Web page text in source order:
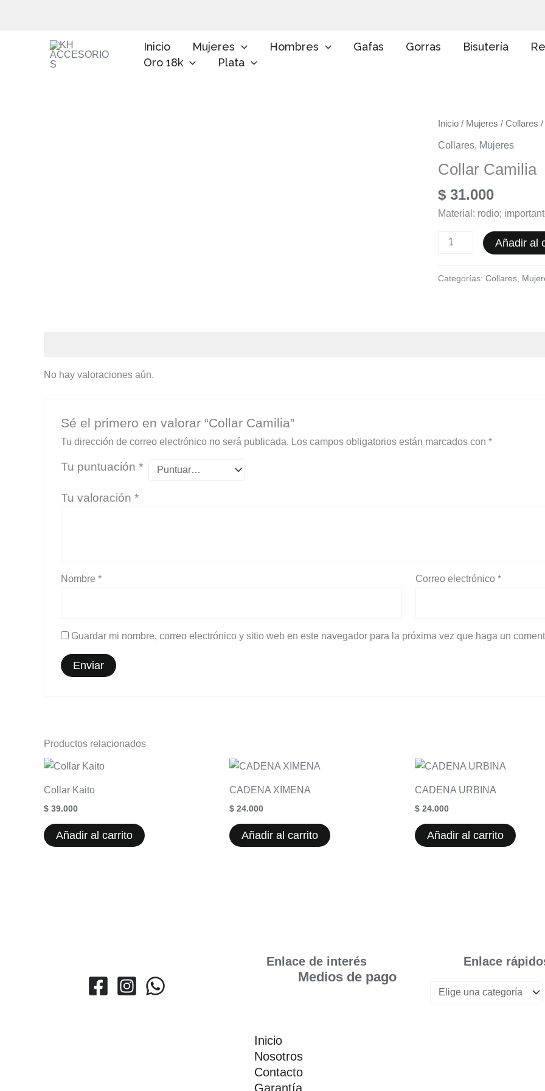
Inicio Mujeres Hombres Gafas Gorras Bisutería
Oro 18k
Plata
Inicio / Mujeres / Collares /
Collares, Mujeres
Collar Camilia
$ 31.000
Material: rodio;
Collar
Añadir al
Categorías: Collares
No hay valoraciones aún.
Sé el primero en valorar “Collar Camilia”
Tu dirección de correo electrónico no será publicada. Los campos obligatorios están marcados con *
Tu puntuación *
Tu valoración *
Nombre * Correo electrónico*
Guardar mi nombre, correo electrónico y sitio web en este navegador para la próxima vez que haga un
Productos relacionados
Collar Kaito
$ 39.000
Añadir al carrito
CADENA XIMENA
$ 24.000
Añadir al carrito
CADENA URBINA
$ 24.000
Añadir al carrito
Enlace de interés
Medios de pago
Inicio
Nosotros
Contacto
Garantía
Enlace
g
e